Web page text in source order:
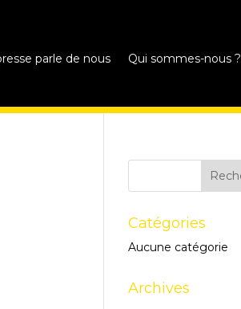
parle de nous Qui sommes-nous ?
Catégories
Aucune catégorie
Archives